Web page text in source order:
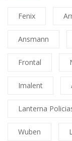
Fenix
Ansmann
Frontal
Imalent
Lanterna
Wuben